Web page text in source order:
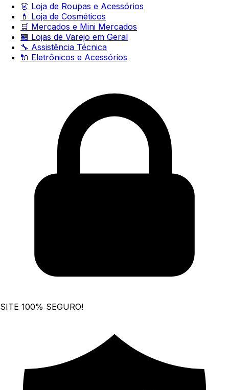
👗 Loja de Roupas e Acessórios
💄 Loja de Cosméticos
🛒 Mercados e Mini Mercados
🏪 Lojas de Varejo em Geral
🔧 Assistência Técnica
🔌 Eletrônicos e Acessórios
SITE 100% SEGURO!